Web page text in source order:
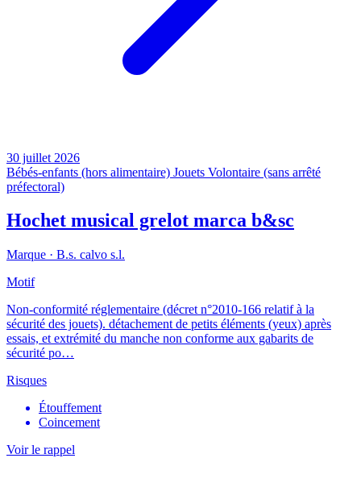
30 juillet 2026
Bébés-enfants (hors alimentaire) Jouets Volontaire (sans arrêté
préfectoral)
Hochet musical grelot marca b&sc
Marque · B.s. calvo s.l.
Motif
Non-conformité réglementaire (décret n°2010-166 relatif à la
sécurité des jouets). détachement de petits éléments (yeux) après
essais, et extrémité du manche non conforme aux gabarits de
sécurité po…
Risques
Étouffement
Coincement
Voir le rappel